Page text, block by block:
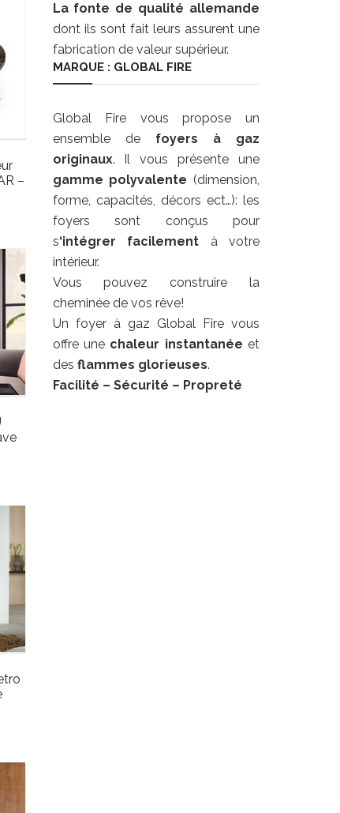
–
La fonte de qualité allemande
dont ils sont fait leurs assurent une
fabrication de valeur supérieur.
MARQUE : GLOBAL FIRE
Global Fire vous propose un
ensemble defoyers à gaz
originaux. Il vous présente une
gamme polyvalente (dimension,
forme, capacités, décors ect…): les
foyers sont conçus pour
s‘intégrer facilement à votre
intérieur.
Vous pouvez construire la
cheminée de vos rêve!
Un foyer à gaz Global Fire vous
offre une chaleur instantanée et
des flammes glorieuses.
Facilité – Sécurité – Propreté